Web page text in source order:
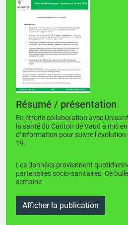
Résumé / présentation
En étroite collaboration avec
la santé du Canton de Vaud a mis
d’information pour suivre l’évolution
19.
Les données proviennent
partenaires socio-sanitaires. Ce
semaine.
Afficher la publication